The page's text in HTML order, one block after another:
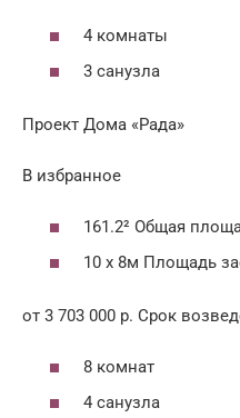
4 комнаты
3 санузла
Проект Дома «Рада»
В избранное
161.2² Общая
10 x 8м Площадь
от 3 703 000 р. Срок
8 комнат
4 санузла